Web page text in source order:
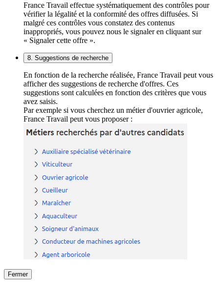
France Travail effectue systématiquement des contrôles pour
vérifier la légalité et la conformité des offres diffusées. Si
malgré ces contrôles vous constatez des contenus
inappropriés, vous pouvez nous le signaler en cliquant sur
« Signaler cette offre ».
8. Suggestions de recherche
En fonction de la recherche réalisée, France Travail peut vous
afficher des suggestions de recherche d'offres. Ces
suggestions sont calculées en fonction des critères que vous
avez saisis.
Par exemple si vous cherchez un métier d'ouvrier agricole,
France Travail peut vous proposer :
Fermer